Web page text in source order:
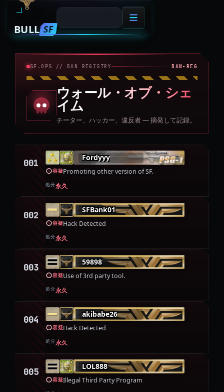
BULL SF
SHAME
SF.OPS // BAN REGISTRY BAN-REG
ウォール・オブ・シェ
イム
チーター、ハッカー、違反者 — 摘発して記録。
001
Fordyyy
容疑Promoting other version of SF.
処分永久
002
SFBank01
容疑Hack Detected
処分永久
003
59898
容疑Use of 3rd party tool.
処分永久
004
akibabe26
容疑Hack Detected
処分永久
005
LOL888
容疑Illegal Third Party Program